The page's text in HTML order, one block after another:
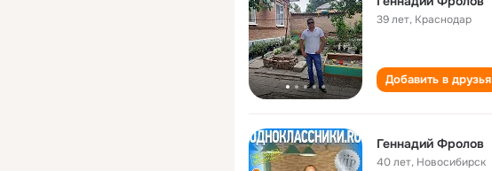
39 лет, Краснодар
Добавить в друзья
Геннадий Фролов
40 лет, Новосибирск